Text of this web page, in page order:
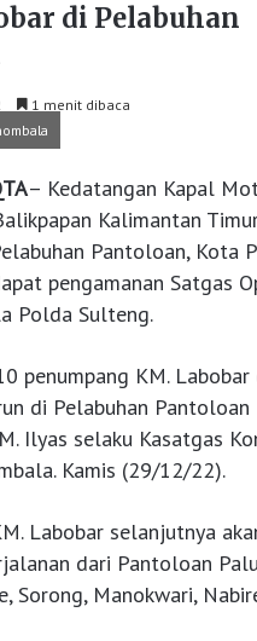
di Pelabuhan
1 menit dibaca
– Kedatangan Kapal
Kalimantan
Pantoloan, Kota
pengamanan Satgas
Polda Sulteng.
penumpang KM. Labobar
di Pelabuhan Pantoloan
Ilyas selaku Kasatgas
Kamis (29/12/22).
Labobar selanjutnya
dari Pantoloan
Sorong, Manokwari,